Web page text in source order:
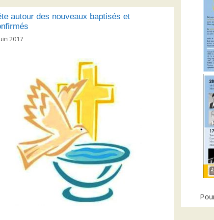
autour des nouveaux baptisés et
2017